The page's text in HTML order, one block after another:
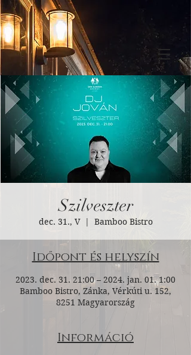
Szilveszter
dec. 31., V
  |
Bamboo Bistro
Időpont és helyszín
2023. dec. 31. 21:00 – 2024. jan. 01. 1:00
Bamboo Bistro, Zánka, Vérkúti u. 152,
8251 Magyarország
Információ